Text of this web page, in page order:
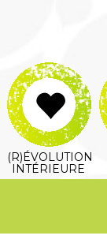
(R)ÉVOLUTION
INTÉRIEURE